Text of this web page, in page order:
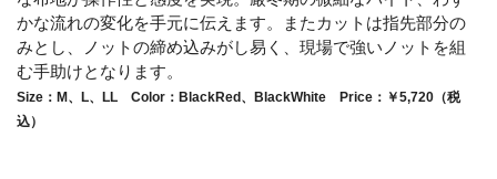
かな流れの変化を手元に伝えます。またカットは指先部分の
みとし、ノットの締め込みがし易く、現場で強いノットを組
む手助けとなります。
Size：M、L、LL Color：BlackRed、BlackWhite Price：￥5,720（税
込）